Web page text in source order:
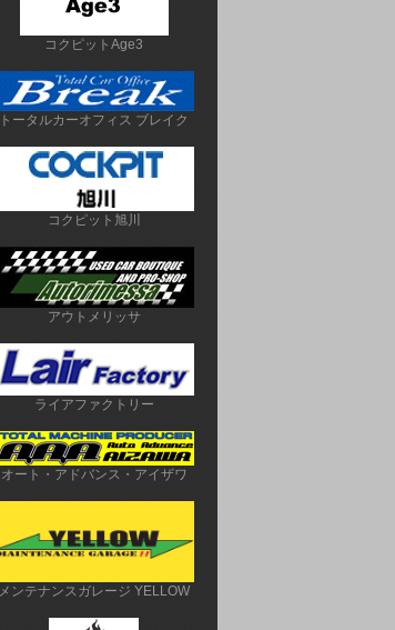
コクピットAge3
トータルカーオフィス ブレイク
コクピット旭川
アウトメリッサ
ライアファクトリー
オート・アドバンス・アイザワ
メンテナンスガレージ YELLOW